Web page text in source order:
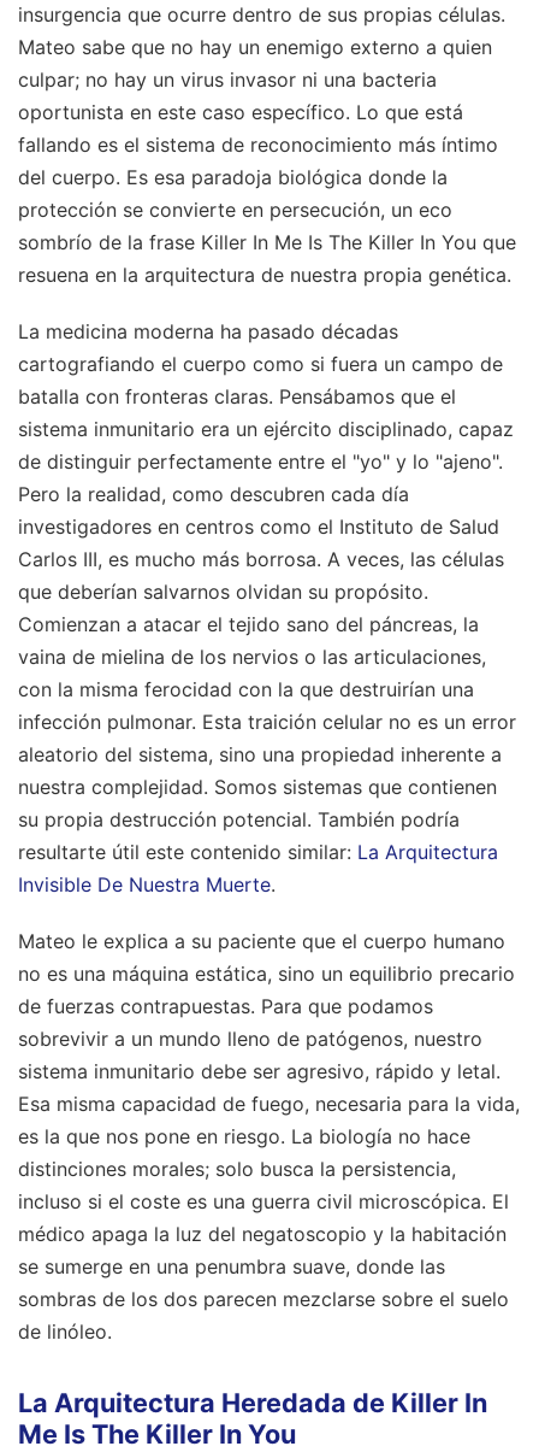
insurgencia que ocurre dentro de sus propias células.
Mateo sabe que no hay un enemigo externo a quien
culpar; no hay un virus invasor ni una bacteria
oportunista en este caso específico. Lo que está
fallando es el sistema de reconocimiento más íntimo
del cuerpo. Es esa paradoja biológica donde la
protección se convierte en persecución, un eco
sombrío de la frase Killer In Me Is The Killer In You que
resuena en la arquitectura de nuestra propia genética.
La medicina moderna ha pasado décadas
cartografiando el cuerpo como si fuera un campo de
batalla con fronteras claras. Pensábamos que el
sistema inmunitario era un ejército disciplinado, capaz
de distinguir perfectamente entre el "yo" y lo "ajeno".
Pero la realidad, como descubren cada día
investigadores en centros como el Instituto de Salud
Carlos III, es mucho más borrosa. A veces, las células
que deberían salvarnos olvidan su propósito.
Comienzan a atacar el tejido sano del páncreas, la
vaina de mielina de los nervios o las articulaciones,
con la misma ferocidad con la que destruirían una
infección pulmonar. Esta traición celular no es un error
aleatorio del sistema, sino una propiedad inherente a
nuestra complejidad. Somos sistemas que contienen
su propia destrucción potencial. También podría
resultarte útil este contenido similar: La Arquitectura
Invisible De Nuestra Muerte.
Mateo le explica a su paciente que el cuerpo humano
no es una máquina estática, sino un equilibrio precario
de fuerzas contrapuestas. Para que podamos
sobrevivir a un mundo lleno de patógenos, nuestro
sistema inmunitario debe ser agresivo, rápido y letal.
Esa misma capacidad de fuego, necesaria para la vida,
es la que nos pone en riesgo. La biología no hace
distinciones morales; solo busca la persistencia,
incluso si el coste es una guerra civil microscópica. El
médico apaga la luz del negatoscopio y la habitación
se sumerge en una penumbra suave, donde las
sombras de los dos parecen mezclarse sobre el suelo
de linóleo.
La Arquitectura Heredada de Killer In
Me Is The Killer In You